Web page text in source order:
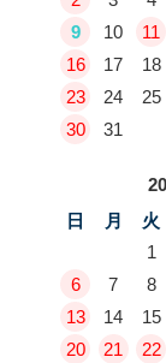
9
10 11
16
17 18
23
24 25
30
31
日
月 火
1
6
7 8
13
14 15
20
21 22